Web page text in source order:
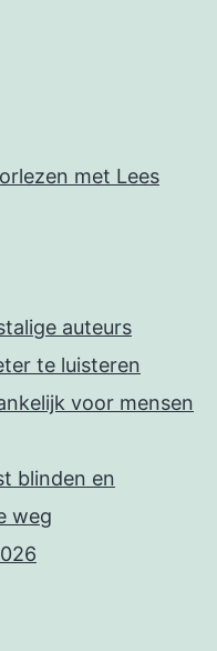
met Lees
auteurs
te luisteren
voor mensen
blinden en
weg